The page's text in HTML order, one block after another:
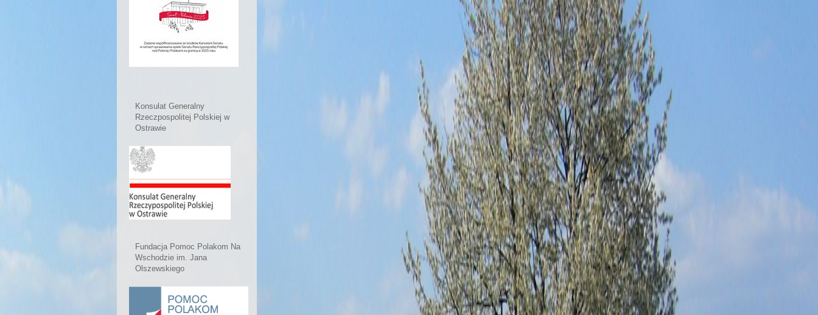
Konsulat Generalny
Rzeczpospolitej Polskiej w
Ostrawie
Fundacja Pomoc Polakom Na
Wschodzie im. Jana
Olszewskiego